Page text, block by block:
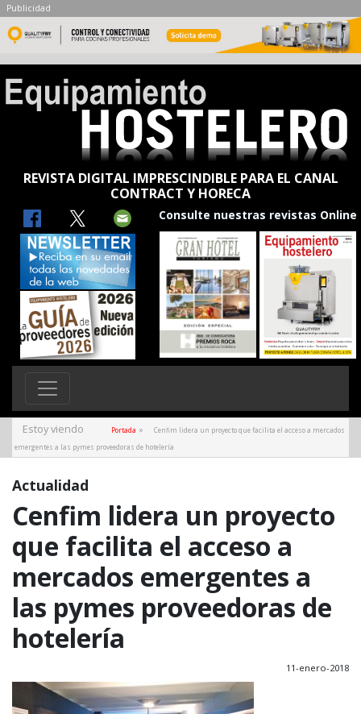
Publicidad
REVISTA DIGITAL IMPRESCINDIBLE PARA EL CANAL
CONTRACT Y HORECA
Consulte nuestras revistas Online
Estoy viendo Portada »
Cenfim lidera un proyecto que facilita el acceso a mercados
emergentes a las pymes proveedoras de hotelería
Actualidad
Cenfim lidera un proyecto
que facilita el acceso a
mercados emergentes a
las pymes proveedoras de
hotelería
11-enero-2018